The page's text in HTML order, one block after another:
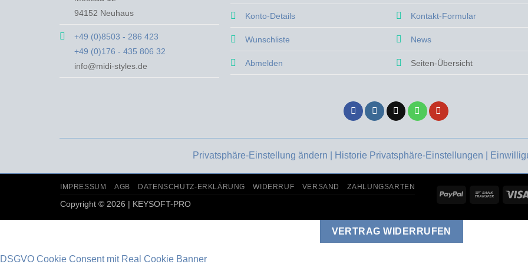
auf
der
Produktseite
gewählt
werden
auf
der
Produktseite
gewählt
werden
der
gewählt
der
gewählt
werden
94152 Neuhaus
+49 (0)8503 - 286 423
+49 (0)176 - 435 806 32
info@midi-styles.de
Konto-Details
Wunschliste
Abmelden
Kontakt-Formular
News
Seiten-Übersicht
Privatsphäre-Einstellung ändern | Historie Privatsphäre-Einstellungen |
PayPal
Bank
IMPRESSUM AGB DATENSCHUTZ-ERKLÄRUNG WIDERRUF VERSAND ZAHLUNGSARTEN
Copyright © 2026 | KEYSOFT-PRO
VERTRAG WIDERRUFEN
DSGVO Cookie Consent mit Real Cookie Banner